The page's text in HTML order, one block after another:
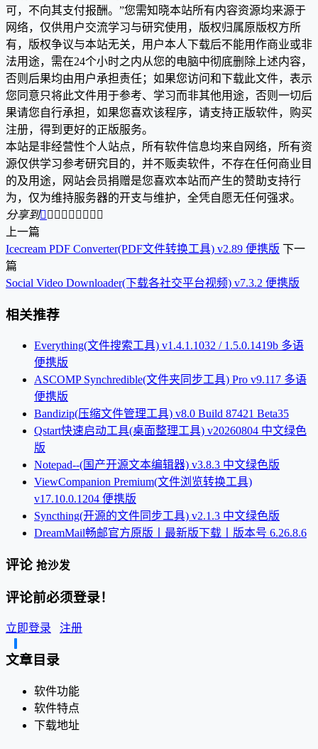
可，不向其支付报酬。”您需知晓本站所有内容资源均来源于
网络，仅供用户交流学习与研究使用，版权归属原版权方所
有，版权争议与本站无关，用户本人下载后不能用作商业或非
法用途，需在24个小时之内从您的电脑中彻底删除上述内容，
否则后果均由用户承担责任；如果您访问和下载此文件，表示
您同意只将此文件用于参考、学习而非其他用途，否则一切后
果请您自行承担，如果您喜欢该程序，请支持正版软件，购买
注册，得到更好的正版服务。
本站是非经营性个人站点，所有软件信息均来自网络，所有资
源仅供学习参考研究目的，并不贩卖软件，不存在任何商业目
的及用途，网站会员捐赠是您喜欢本站而产生的赞助支持行
为，仅为维持服务器的开支与维护，全凭自愿无任何强求。
分享到        
上一篇
Icecream PDF Converter(PDF文件转换工具) v2.89 便携版 下一
篇
Social Video Downloader(下载各社交平台视频) v7.3.2 便携版
相关推荐
Everything(文件搜索工具) v1.4.1.1032 / 1.5.0.1419b 多语
便携版
ASCOMP Synchredible(文件夹同步工具) Pro v9.117 多语
便携版
Bandizip(压缩文件管理工具) v8.0 Build 87421 Beta35
Qstart快速启动工具(桌面整理工具) v20260804 中文绿色
版
Notepad--(国产开源文本编辑器) v3.8.3 中文绿色版
ViewCompanion Premium(文件浏览转换工具)
v17.10.0.1204 便携版
Syncthing(开源的文件同步工具) v2.1.3 中文绿色版
DreamMail畅邮官方原版丨最新版下载丨版本号 6.26.8.6
评论 抢沙发
评论前必须登录！
立即登录 注册
文章目录
软件功能
软件特点
下载地址